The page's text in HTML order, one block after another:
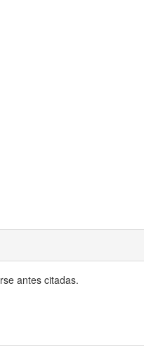
antes citadas.